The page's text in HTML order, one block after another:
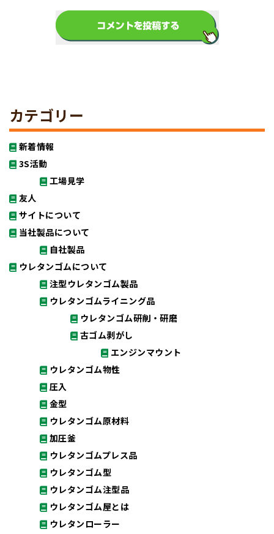
カテゴリー
新着情報
3S活動
工場見学
友人
サイトについて
当社製品について
自社製品
ウレタンゴムについて
注型ウレタンゴム製品
ウレタンゴムライニング品
ウレタンゴム研削・研磨
古ゴム剥がし
エンジンマウント
ウレタンゴム物性
圧入
金型
ウレタンゴム原材料
加圧釜
ウレタンゴムプレス品
ウレタンゴム型
ウレタンゴム注型品
ウレタンゴム屋とは
ウレタンローラー